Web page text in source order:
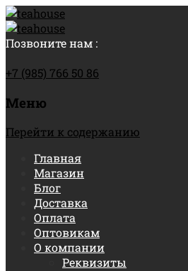
Позвоните нам :
+7 (985) 766 50 86
Меню
Перейти к содержанию
Главная
Магазин
Блог
Доставка
Оплата
Оптовикам
О компании
Реквизиты